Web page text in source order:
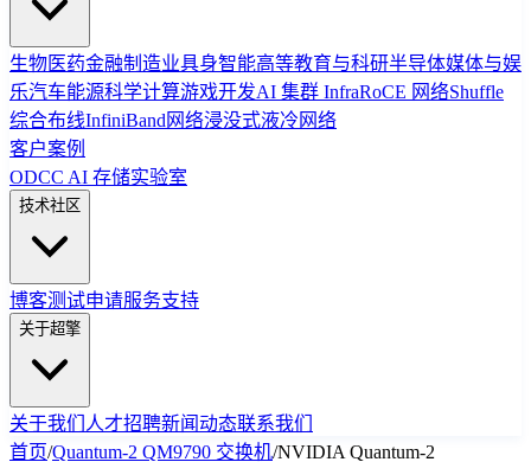
生物医药金融制造业具身智能高等教育与科研半导体媒体与娱
乐汽车能源科学计算游戏开发AI 集群 InfraRoCE 网络Shuffle
综合布线InfiniBand网络浸没式液冷网络
客户案例
ODCC AI 存储实验室
技术社区
博客测试申请服务支持
关于超擎
关于我们 人才招聘新闻动态联系我们
首页/Quantum-2 QM9790 交换机/NVIDIA Quantum-2